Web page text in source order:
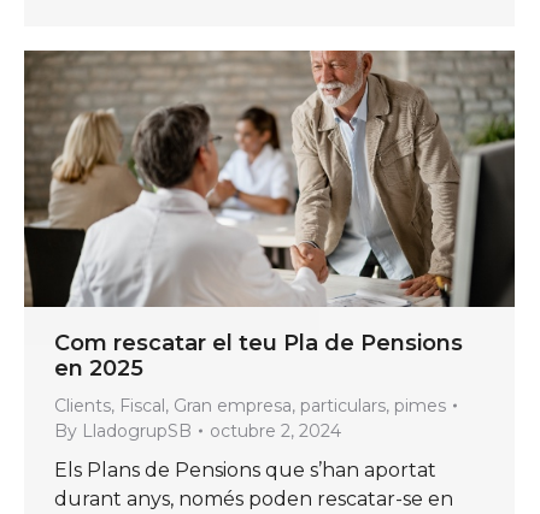
Com rescatar el teu Pla de Pensions
en 2025
Clients, Fiscal, Gran empresa, particulars, pimes
By LladogrupSB octubre 2, 2024
Els Plans de Pensions que s’han aportat
durant anys, només poden rescatar-se en